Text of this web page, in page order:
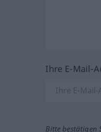
Ihre E-Mail-
Bitte bestätigen